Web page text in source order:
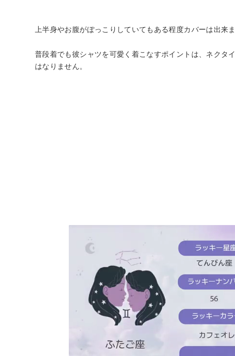
上半身やお腹がぽっこりしていてもある程度カバーは出来
普段着でも彼シャツを可愛く着こなすポイントは、ネクタ
はなりません。